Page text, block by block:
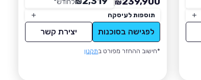
₪
₪לחודש*
תוספות לעיסקה
לפגישה בסוכנות יצירת קשר
*חישוב ההחזר מפורט בתקנון